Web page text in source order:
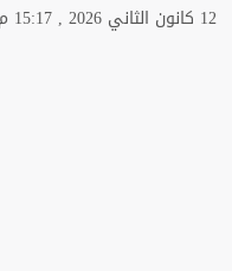
12 كانون الثاني 2026 , 15:17 م